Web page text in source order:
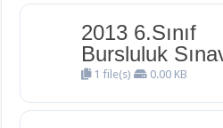
2013 6.Sınıf
Bursluluk
1 file(s) 0.00 KB